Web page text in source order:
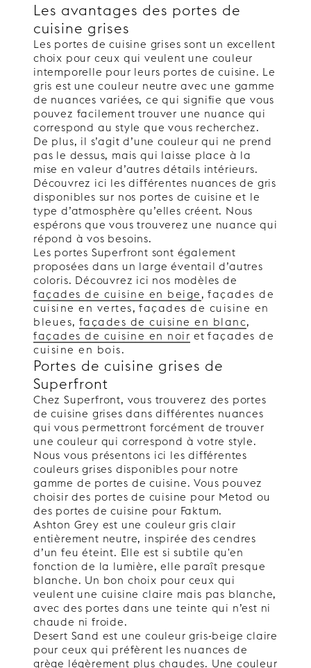
Les avantages des portes de
cuisine grises
Les portes de cuisine grises sont un excellent
choix pour ceux qui veulent une couleur
intemporelle pour leurs portes de cuisine. Le
gris est une couleur neutre avec une gamme
de nuances variées, ce qui signifie que vous
pouvez facilement trouver une nuance qui
correspond au style que vous recherchez.
De plus, il s’agit d’une couleur qui ne prend
pas le dessus, mais qui laisse place à la
mise en valeur d’autres détails intérieurs.
Découvrez ici les différentes nuances de gris
disponibles sur nos portes de cuisine et le
type d’atmosphère qu’elles créent. Nous
espérons que vous trouverez une nuance qui
répond à vos besoins.
Les portes Superfront sont également
proposées dans un large éventail d’autres
coloris. Découvrez ici nos modèles de
façades de cuisine en beige ,façades de
cuisine en vertes,façades de cuisine en
bleues, façades de cuisine en blanc,
façades de cuisine en noir etfaçades de
cuisine en bois.
Portes de cuisine grises de
Superfront
Chez Superfront, vous trouverez des portes
de cuisine grises dans différentes nuances
qui vous permettront forcément de trouver
une couleur qui correspond à votre style.
Nous vous présentons ici les différentes
couleurs grises disponibles pour notre
gamme de portes de cuisine. Vous pouvez
choisir des portes de cuisine pour Metod ou
des portes de cuisine pour Faktum.
Ashton Grey est une couleur gris clair
entièrement neutre, inspirée des cendres
d’un feu éteint. Elle est si subtile qu'en
fonction de la lumière, elle paraît presque
blanche. Un bon choix pour ceux qui
veulent une cuisine claire mais pas blanche,
avec des portes dans une teinte qui n’est ni
chaude ni froide.
Desert Sand est une couleur gris-beige claire
pour ceux qui préfèrent les nuances de
grège légèrement plus chaudes. Une couleur